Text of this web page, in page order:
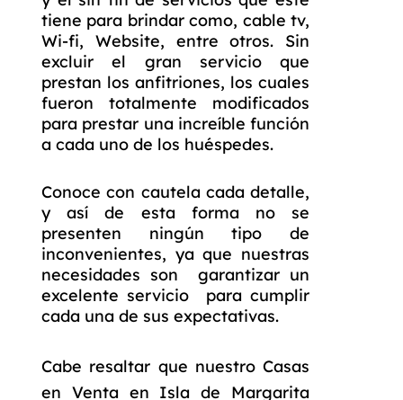
tiene para brindar como, cable tv,
Wi-fi, Website, entre otros. Sin
excluir el gran servicio que
prestan los anfitriones, los cuales
fueron totalmente modificados
para prestar una increíble función
a cada uno de los huéspedes.
Conoce con cautela cada detalle,
y así de esta forma no se
presenten ningún tipo de
inconvenientes, ya que nuestras
necesidades son garantizar un
excelente servicio para cumplir
cada una de sus expectativas.
Cabe resaltar que nuestro Casas
en Venta en Isla de Margarita